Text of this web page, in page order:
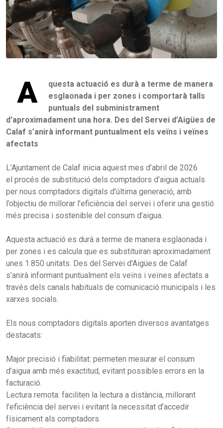
A
questa actuació es durà a terme de manera
esglaonada i per zones i comportarà talls
puntuals del subministrament
d'aproximadament una hora. Des del Servei d’Aigües de
Calaf s’anirà informant puntualment els veïns i veïnes
afectats
L’Ajuntament de Calaf inicia aquest mes d’abril de 2026
el procés de substitució dels comptadors d’aigua actuals
per nous comptadors digitals d’última generació, amb
l’objectiu de millorar l’eficiència del servei i oferir una gestió
més precisa i sostenible del consum d’aigua.
Aquesta actuació es durà a terme de manera esglaonada i
per zones i es calcula que es substituiran aproximadament
unes 1.850 unitats. Des del Servei d’Aigües de Calaf
s’anirà informant puntualment els veïns i veïnes afectats a
través dels canals habituals de comunicació municipals i les
xarxes socials.
Els nous comptadors digitals aporten diversos avantatges
destacats:
Major precisió i fiabilitat: permeten mesurar el consum
d’aigua amb més exactitud, evitant possibles errors en la
facturació.
Lectura remota: faciliten la lectura a distància, millorant
l’eficiència del servei i evitant la necessitat d’accedir
físicament als comptadors.